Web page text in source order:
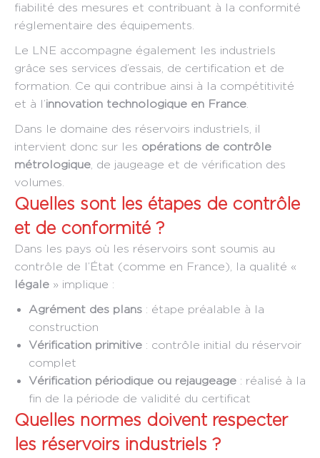
fiabilité des mesures et contribuant à la conformité
réglementaire des équipements.
Le LNE accompagne également les industriels
grâce ses services d’essais, de certification et de
formation. Ce qui contribue ainsi à la compétitivité
et à l’innovation technologique en France
Dans le domaine des réservoirs industriels, il
intervient donc sur les opérations de contrôle
métrologique , de jaugeage et de vérification des
volumes.
Quelles sont les étapes de contrôle
et de conformité ?
Dans les pays où les réservoirs sont soumis au
contrôle de l’État (comme en France), la qualité «
légale » implique :
Agrément des plans : étape préalable à la
construction
Vérification primitive : contrôle initial du réservoir
complet
Vérification périodique ou rejaugeage : réalisé à la
fin de la période de validité du certificat
Quelles normes doivent respecter
les réservoirs industriels ?